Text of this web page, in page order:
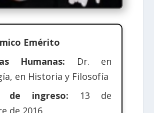
Emérito
Humanas: Dr. en
en Historia y Filosofía
de ingreso: 13 de